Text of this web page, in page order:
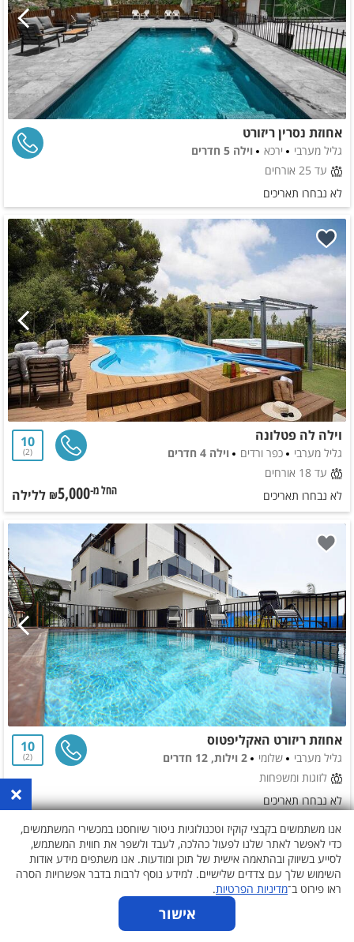
אחוזת נסרין ריזורט
גליל מערבי ירכא
וילה 5 חדרים
עד 25 אורחים
לא נבחרו תאריכים
וילה לה פטלונה
גליל מערבי כפר ורדים
וילה 4 חדרים
עד 18 אורחים
10
2
לא נבחרו תאריכים החל מ-₪5,000 ללילה
אחוזת ריזורט האקליפטוס
גליל מערבי שלומי
2 וילות, 12 חדרים
לזוגות ומשפחות
10
2
לא נבחרו תאריכים ×
אנו משתמשים בקבצי קוקיז וטכנולוגיות ניטור שיוחסנו במכשירי המשתמשים,
כדי לאפשר לאתר שלנו לפעול כהלכה, לעבד ולשפר את חווית המשתמש,
לסייע בשיווק ובהתאמה אישית של תוכן ומודעות. אנו משתפים מידע אודות
השימוש שלך עם צדדים שלישיים. למידע נוסף לרבות בדבר אפשרויות הסרה
ראו פירוט ב־מדיניות הפרטיות.
אישור